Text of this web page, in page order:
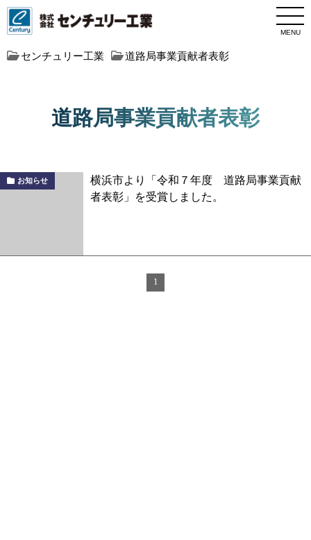
MENU
センチュリー工業 道路局事業貢献者表彰
道路局事業貢献者表彰
お知らせ
横浜市より「令和７年度 道路局事業貢献
者表彰」を受賞しました。
1